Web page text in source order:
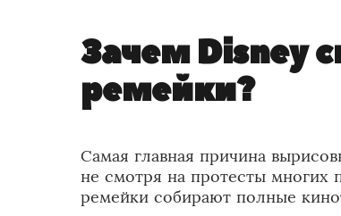
Зачем Disney
ремейки?
Самая главная причина
не смотря на протесты многих
ремейки собирают полные